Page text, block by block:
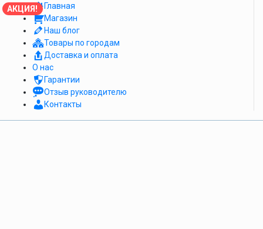
Главная
Магазин
Наш блог
Товары по городам
Доставка и оплата
О нас
Гарантии
Отзыв руководителю
Контакты
АКЦИЯ!